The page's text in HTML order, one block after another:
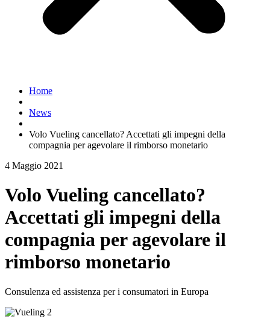
Home
News
Volo Vueling cancellato? Accettati gli impegni della
compagnia per agevolare il rimborso monetario
4 Maggio 2021
Volo Vueling cancellato?
Accettati gli impegni della
compagnia per agevolare il
rimborso monetario
Consulenza ed assistenza per i consumatori in Europa